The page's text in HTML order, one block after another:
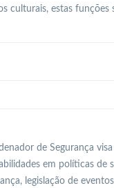
culturais, estas funções
de Segurança
em políticas de
legislação de